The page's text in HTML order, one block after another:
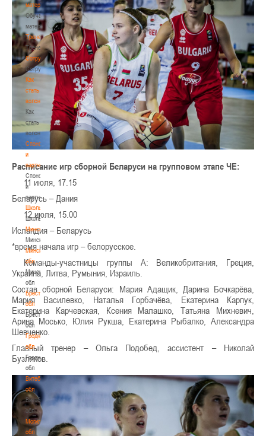
материалы
Обучающие
материалы
Тренерам
Тренерам
Сотрудничество
Сотрудничество
Как
стать
волонтером
Как
стать
волонтером
Спонсоры
и
партнеры
Спонсоры
и
партнеры
Школы
Школы
Минск
Минск
Минская
обл
Минская
обл
Брестская
обл
Брестская
обл
Гродненская
обл
Гродненская
обл
Витебская
обл
Витебская
обл
Могилевская
обл
Расписание игр сборной Беларуси на групповом этапе ЧЕ:
11 июля, 17.15
Беларусь – Дания
12 июля, 15.00
Исландия – Беларусь
*время начала игр – белорусское.
Команды-участницы группы А: Великобритания, Греция,
Украина, Литва, Румыния, Израиль.
Состав сборной Беларуси: Мария Адащик, Дарина Бочкарёва,
Мария Василевко, Наталья Горбачёва, Екатерина Карпук,
Екатерина Карчевская, Ксения Малашко, Татьяна Михневич,
Арина Мосько, Юлия Рукша, Екатерина Рыбалко, Александра
Шевченко.
Главный тренер – Ольга Подобед, ассистент – Николай
Бузляков.